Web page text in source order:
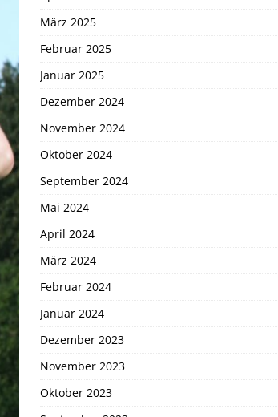
März 2025
Februar 2025
Januar 2025
Dezember 2024
November 2024
Oktober 2024
September 2024
Mai 2024
April 2024
März 2024
Februar 2024
Januar 2024
Dezember 2023
November 2023
Oktober 2023